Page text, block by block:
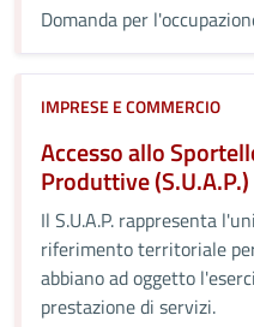
Domanda per
IMPRESE E COMMERCIO
Accesso allo
Produttive (S.U.A.P.)
Il S.U.A.P. rappresenta
riferimento territoriale
abbiano ad oggetto
prestazione di servizi.